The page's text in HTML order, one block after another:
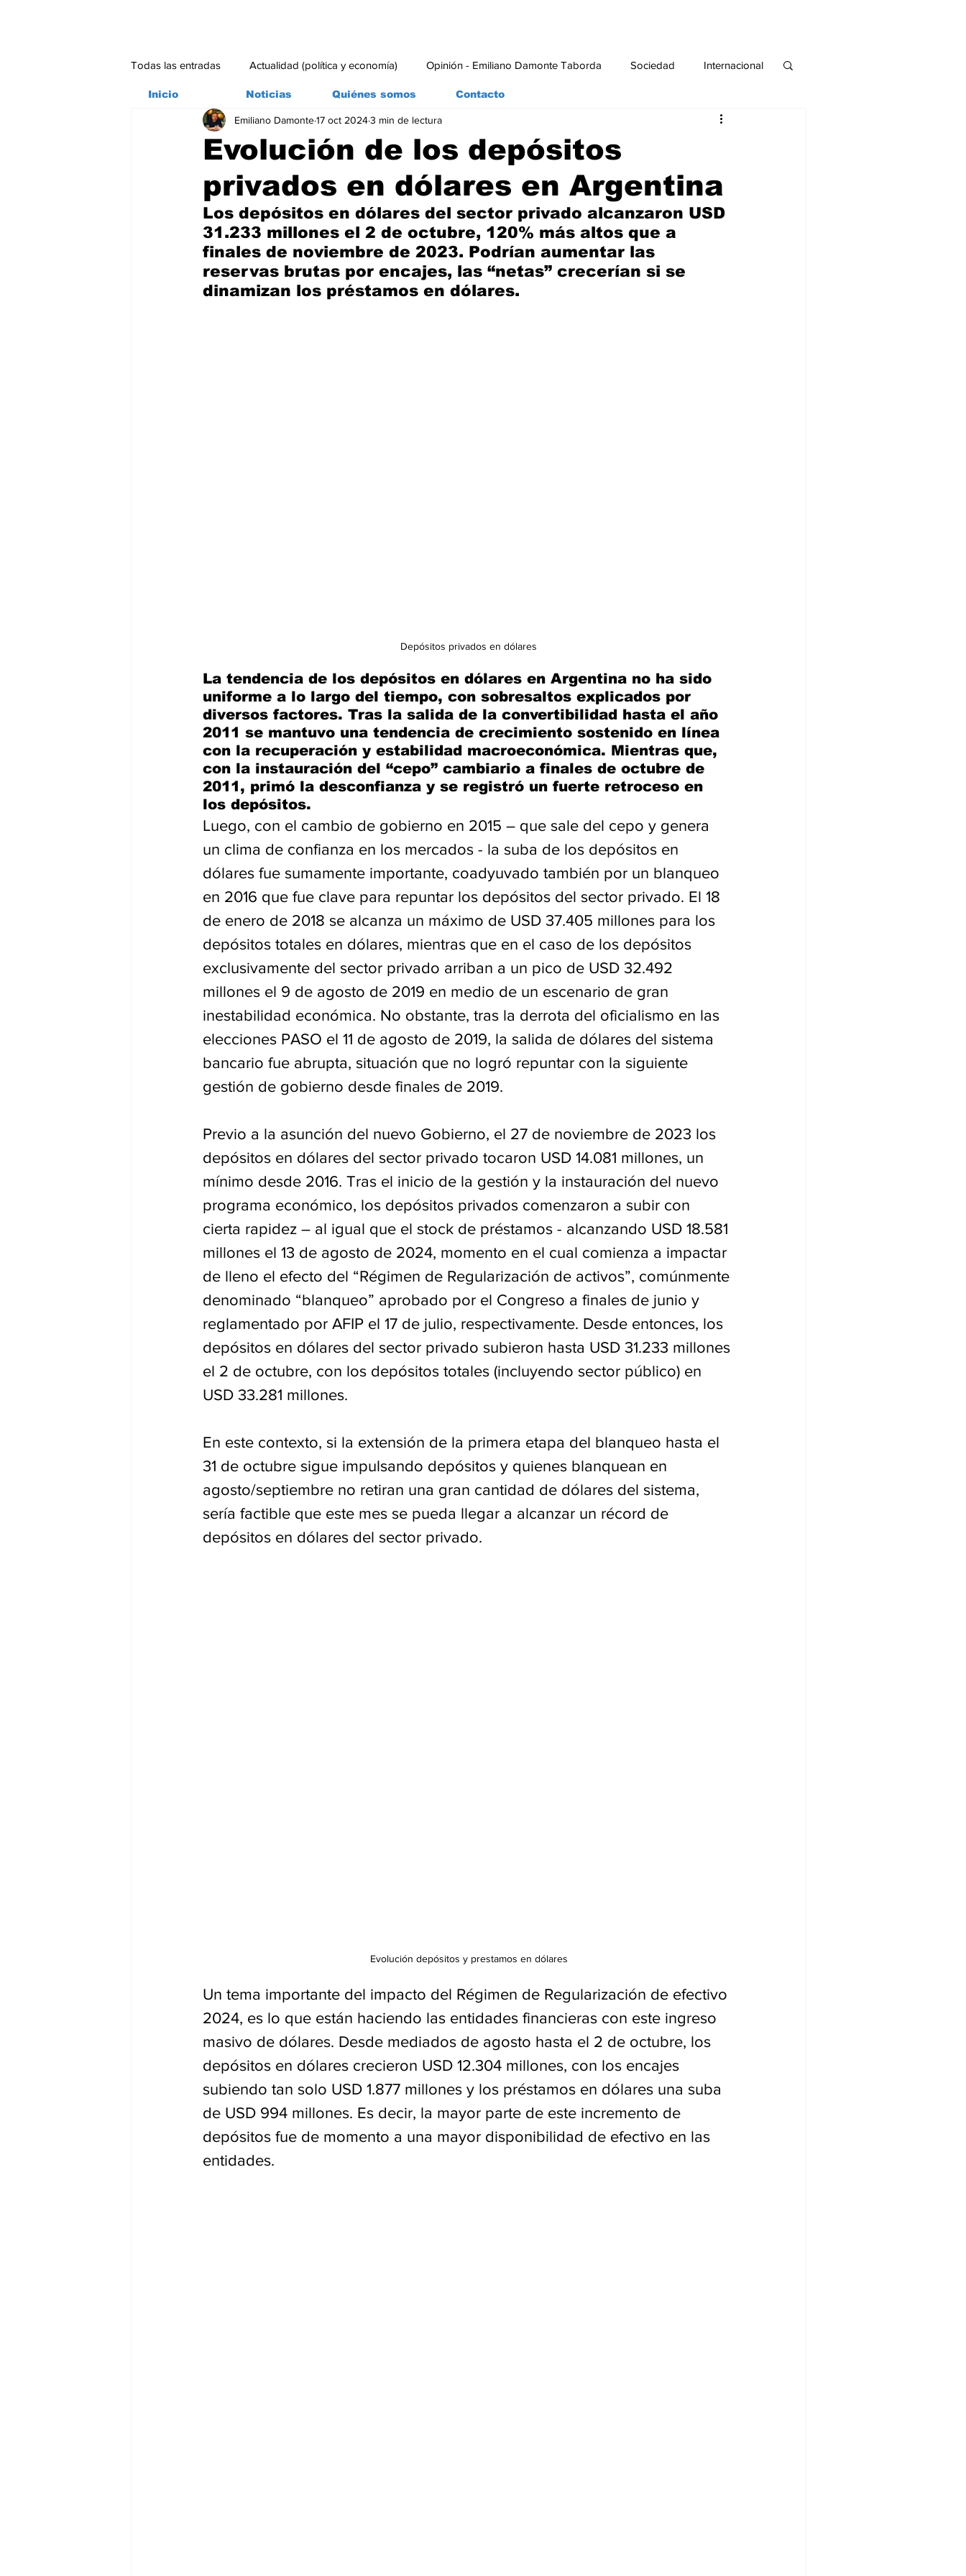
Todas las entradas Actualidad (política y economía) Opinión - Emiliano Damonte Taborda Sociedad Internacional
Ambiente Editorial Economía y Producción
Evolución de los depósitos
privados en dólares en Argentina
Emiliano Damonte17 oct 20243 min de lectura
Los depósitos en dólares del sector privado alcanzaron USD
31.233 millones el 2 de octubre, 120% más altos que a
finales de noviembre de 2023. Podrían aumentar las
reservas brutas por encajes, las “netas” crecerían si se
dinamizan los préstamos en dólares.
Depósitos privados en dólares
La tendencia de los depósitos en dólares en Argentina no ha sido
uniforme a lo largo del tiempo, con sobresaltos explicados por
diversos factores. Tras la salida de la convertibilidad hasta el año
2011 se mantuvo una tendencia de crecimiento sostenido en línea
con la recuperación y estabilidad macroeconómica. Mientras que,
con la instauración del “cepo” cambiario a finales de octubre de
2011, primó la desconfianza y se registró un fuerte retroceso en
los depósitos.
Luego, con el cambio de gobierno en 2015 – que sale del cepo y genera
un clima de confianza en los mercados - la suba de los depósitos en
dólares fue sumamente importante, coadyuvado también por un blanqueo
en 2016 que fue clave para repuntar los depósitos del sector privado. El 18
de enero de 2018 se alcanza un máximo de USD 37.405 millones para los
depósitos totales en dólares, mientras que en el caso de los depósitos
exclusivamente del sector privado arriban a un pico de USD 32.492
millones el 9 de agosto de 2019 en medio de un escenario de gran
inestabilidad económica. No obstante, tras la derrota del oficialismo en las
elecciones PASO el 11 de agosto de 2019, la salida de dólares del sistema
bancario fue abrupta, situación que no logró repuntar con la siguiente
gestión de gobierno desde finales de 2019.
Previo a la asunción del nuevo Gobierno, el 27 de noviembre de 2023 los
depósitos en dólares del sector privado tocaron USD 14.081 millones, un
mínimo desde 2016. Tras el inicio de la gestión y la instauración del nuevo
programa económico, los depósitos privados comenzaron a subir con
cierta rapidez – al igual que el stock de préstamos - alcanzando USD 18.581
millones el 13 de agosto de 2024, momento en el cual comienza a impactar
de lleno el efecto del “Régimen de Regularización de activos”, comúnmente
denominado “blanqueo” aprobado por el Congreso a finales de junio y
reglamentado por AFIP el 17 de julio, respectivamente. Desde entonces, los
depósitos en dólares del sector privado subieron hasta USD 31.233 millones
el 2 de octubre, con los depósitos totales (incluyendo sector público) en
USD 33.281 millones.
En este contexto, si la extensión de la primera etapa del blanqueo hasta el
31 de octubre sigue impulsando depósitos y quienes blanquean en
agosto/septiembre no retiran una gran cantidad de dólares del sistema,
sería factible que este mes se pueda llegar a alcanzar un récord de
depósitos en dólares del sector privado.
Evolución depósitos y prestamos en dólares
Un tema importante del impacto del Régimen de Regularización de efectivo
2024, es lo que están haciendo las entidades financieras con este ingreso
masivo de dólares. Desde mediados de agosto hasta el 2 de octubre, los
depósitos en dólares crecieron USD 12.304 millones, con los encajes
subiendo tan solo USD 1.877 millones y los préstamos en dólares una suba
de USD 994 millones. Es decir, la mayor parte de este incremento de
depósitos fue de momento a una mayor disponibilidad de efectivo en las
entidades.
Inicio Noticias Quiénes somos Contacto